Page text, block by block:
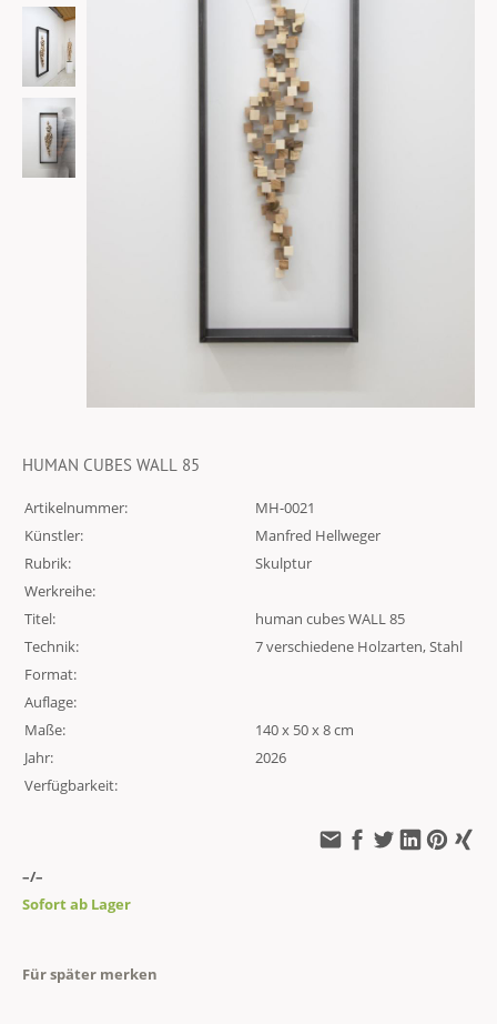
HUMAN CUBES WALL 85
Artikelnummer:
MH-0021
Künstler:
Manfred Hellweger
Rubrik:
Skulptur
Werkreihe:
Titel:
human cubes WALL 85
Technik:
7 verschiedene Holzarten, Stahl
Format:
Auflage:
Maße:
140 x 50 x 8 cm
Jahr:
2026
Verfügbarkeit:
–/–
Sofort ab Lager
Für später merken